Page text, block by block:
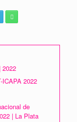
2022
2022
de
| La Plata